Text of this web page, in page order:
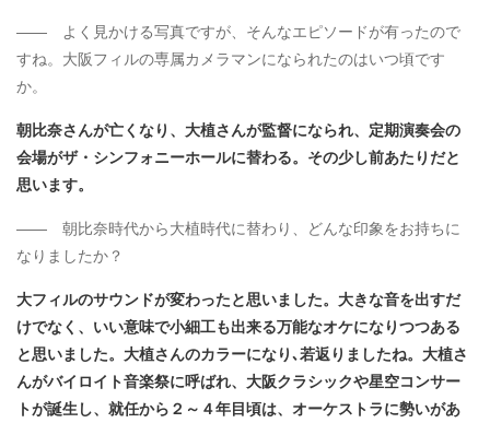
―― よく見かける写真ですが、そんなエピソードが有ったので
すね。大阪フィルの専属カメラマンになられたのはいつ頃です
か。
朝比奈さんが亡くなり、大植さんが監督になられ、定期演奏会の
会場がザ・シンフォニーホールに替わる。その少し前あたりだと
思います。
―― 朝比奈時代から大植時代に替わり、どんな印象をお持ちに
なりましたか？
大フィルのサウンドが変わったと思いました。大きな音を出すだ
けでなく、いい意味で小細工も出来る万能なオケになりつつある
と思いました。大植さんのカラーになり､若返りましたね。大植さ
んがバイロイト音楽祭に呼ばれ、大阪クラシックや星空コンサー
トが誕生し、就任から２～４年目頃は、オーケストラに勢いがあ